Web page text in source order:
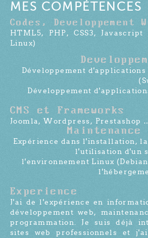
MES COMPÉTENCES
Codes, Developpement
HTML5, PHP, CSS3, Javascript
Linux)
Développement d'applications
Développement
CMS et Frameworks
Joomla, Wordpress, Prestashop
Expérience dans l'installation,
l'utilisation d'un
l'environnement Linux
Experience
J'ai de l'expérience en
développement web,
programmation. Je suis déjà
sites web professionnels et